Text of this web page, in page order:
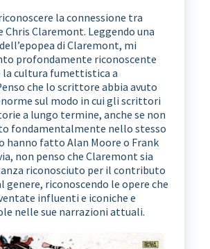
la connessione tra
Chris Claremont. Leggendo una
di Claremont, mi
profondamente riconoscente
la cultura fumettistica a
che lo scrittore abbia avuto
sul modo in cui gli scrittori
a lungo termine, anche se non
fondamentalmente nello stesso
hanno fatto Alan Moore o Frank
non penso che Claremont sia
riconosciuto per il contributo
genere, riconoscendo le opere che
influenti e iconiche e
nelle sue narrazioni attuali.